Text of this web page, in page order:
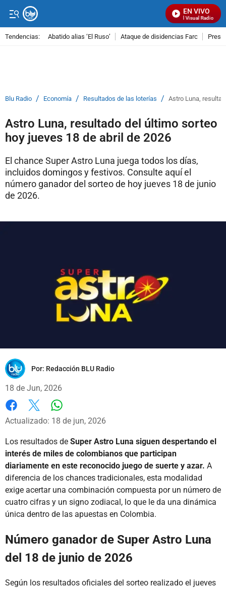
EN VIVO
Señal Visual Radio
Tendencias: Abatido alias ‘El Ruso’ Ataque de disidencias Farc
Blu Radio / Economía / Resultados de las loterías / Astro Luna,
Astro Luna, resultado del último sorteo
hoy jueves 18 de abril de 2026
El chance Super Astro Luna juega todos los días,
incluidos domingos y festivos. Consulte aquí el
número ganador del sorteo de hoy jueves 18 de junio
de 2026.
Por: Redacción BLU Radio
18 de Jun, 2026
Facebook
X
Actualizado: 18 de jun, 2026
Los resultados de Super Astro Luna siguen despertando el
interés de miles de colombianos que participan
diariamente en este reconocido juego de suerte y azar. A
diferencia de los chances tradicionales, esta modalidad
exige acertar una combinación compuesta por un número de
cuatro cifras y un signo zodiacal, lo que le da una dinámica
única dentro de las apuestas en Colombia.
Número ganador de Super Astro Luna
del 18 de junio de 2026
Según los resultados oficiales del sorteo realizado el jueves